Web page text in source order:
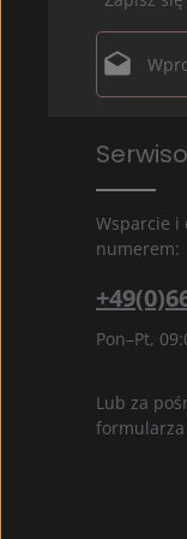
Adres e-
Pola
Wsparcie i
numerem:
Pon–Pt,
Lub za